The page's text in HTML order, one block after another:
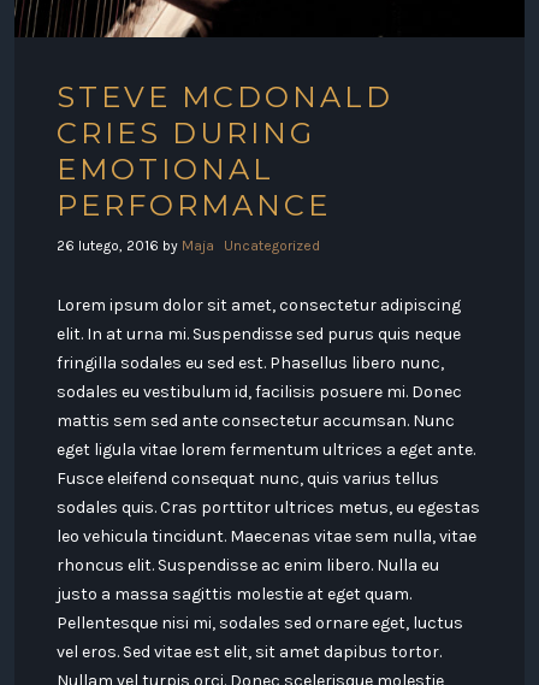
STEVE MCDONALD
CRIES DURING
EMOTIONAL
PERFORMANCE
26 lutego, 2016 by Maja Uncategorized
Lorem ipsum dolor sit amet, consectetur adipiscing
elit. In at urna mi. Suspendisse sed purus quis neque
fringilla sodales eu sed est. Phasellus libero nunc,
sodales eu vestibulum id, facilisis posuere mi. Donec
mattis sem sed ante consectetur accumsan. Nunc
eget ligula vitae lorem fermentum ultrices a eget ante.
Fusce eleifend consequat nunc, quis varius tellus
sodales quis. Cras porttitor ultrices metus, eu egestas
leo vehicula tincidunt. Maecenas vitae sem nulla, vitae
rhoncus elit. Suspendisse ac enim libero. Nulla eu
justo a massa sagittis molestie at eget quam.
Pellentesque nisi mi, sodales sed ornare eget, luctus
vel eros. Sed vitae est elit, sit amet dapibus tortor.